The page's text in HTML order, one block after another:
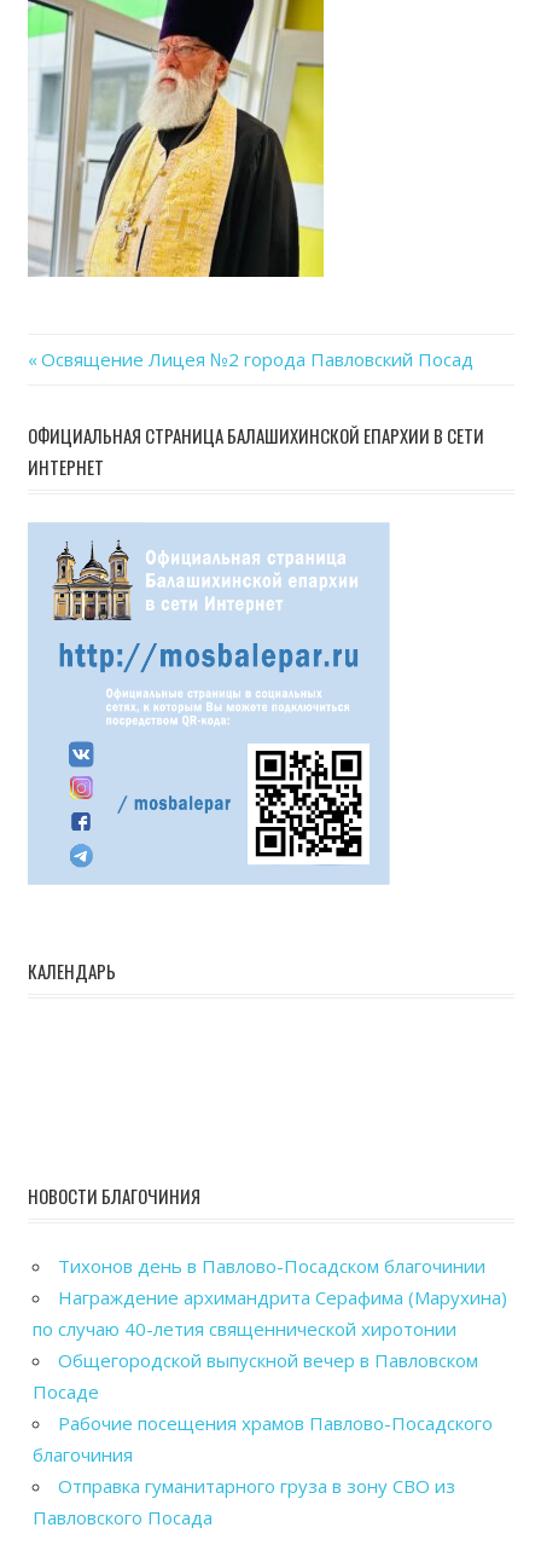
по
записям
Previous
Освящение Лицея №2 города Павловский Посад
ОФИЦИАЛЬНАЯ СТРАНИЦА БАЛАШИХИНСКОЙ ЕПАРХИИ В СЕТИ
ИНТЕРНЕТ
КАЛЕНДАРЬ
НОВОСТИ БЛАГОЧИНИЯ
Тихонов день в Павлово-Посадском благочинии
Награждение архимандрита Серафима (Марухина)
по случаю 40-летия священнической хиротонии
Общегородской выпускной вечер в Павловском
Посаде
Рабочие посещения храмов Павлово-Посадского
благочиния
Отправка гуманитарного груза в зону СВО из
Павловского Посада